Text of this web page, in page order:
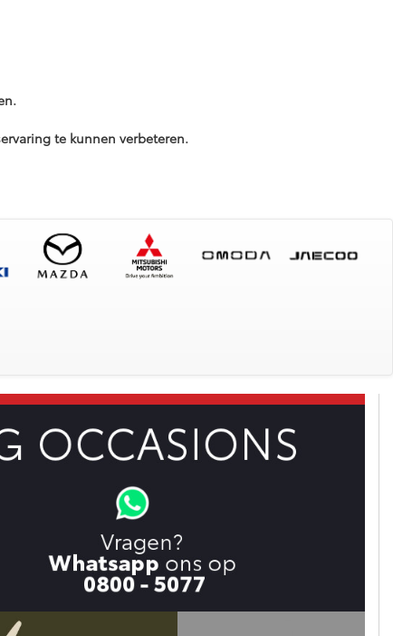
te kunnen verbeteren.